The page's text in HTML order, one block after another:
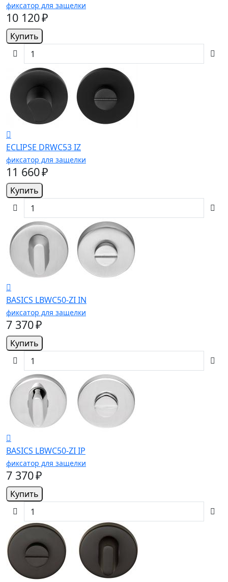
фиксатор для защелки
10 120 ₽
Купить
ECLIPSE DRWC53 IZ
фиксатор для защелки
11 660 ₽
Купить
BASICS LBWC50-ZI IN
фиксатор для защелки
7 370 ₽
Купить
BASICS LBWC50-ZI IP
фиксатор для защелки
7 370 ₽
Купить